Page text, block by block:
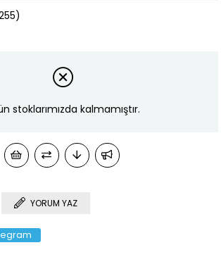
stoklarımızda kalmamıştır.
YORUM YAZ